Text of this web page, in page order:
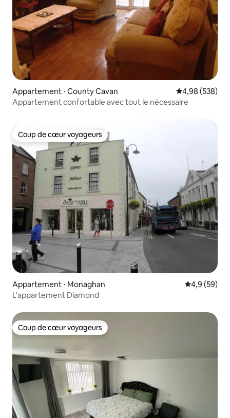
Appartement ⋅ County Cavan Évaluation
4,98 (538)
Appartement confortable avec tout le nécessaire
Coup de cœur voyageurs
Coup de cœur voyageurs
Appartement ⋅ Monaghan Évaluation
4,9 (59)
L'appartement Diamond
Coup de cœur voyageurs
Coup de cœur voyageurs